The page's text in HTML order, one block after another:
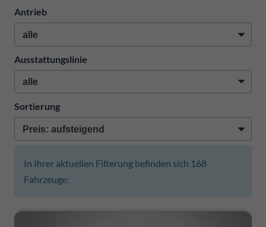
Antrieb
Ausstattungslinie
Sortierung
In Ihrer aktuellen Filterung befinden sich 168
Fahrzeuge: